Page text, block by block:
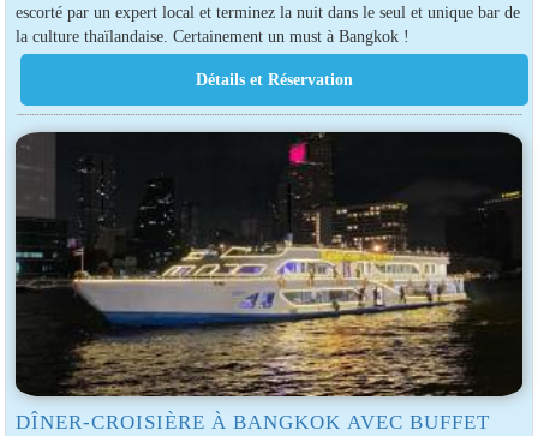
escorté par un expert local et terminez la nuit dans le seul et unique bar de
la culture thaïlandaise. Certainement un must à Bangkok !
DÎNER-CROISIÈRE À BANGKOK AVEC BUFFET